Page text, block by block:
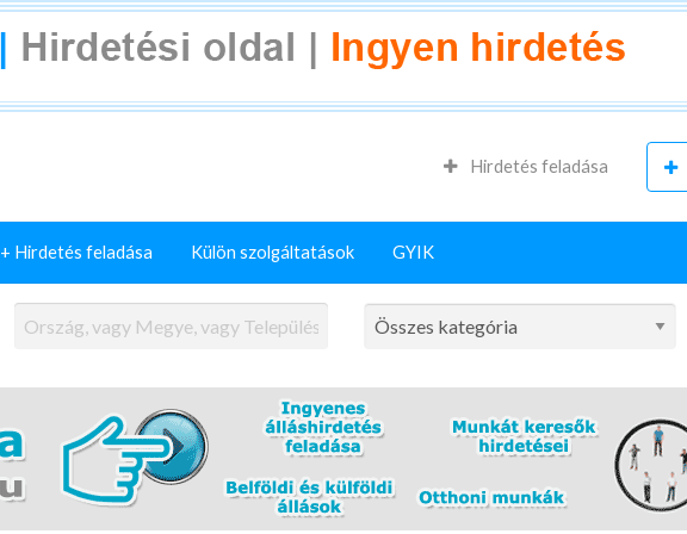
Hirdetés feladása
+ Hirdetés feladása Külön szolgáltatások GYIK